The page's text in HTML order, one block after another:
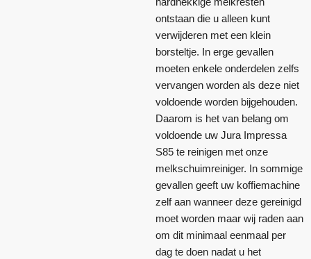
ontstaan die u alleen kunt
verwijderen met een klein
borsteltje. In erge gevallen
moeten enkele onderdelen zelfs
vervangen worden als deze niet
voldoende worden bijgehouden.
Daarom is het van belang om
voldoende uw Jura Impressa
S85 te reinigen met onze
melkschuimreiniger. In sommige
gevallen geeft uw koffiemachine
zelf aan wanneer deze gereinigd
moet worden maar wij raden aan
om dit minimaal eenmaal per
dag te doen nadat u het